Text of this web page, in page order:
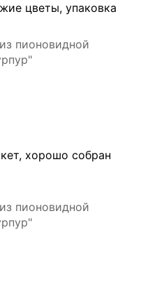
цветы, упаковка
пионовидной
хорошо собран
пионовидной